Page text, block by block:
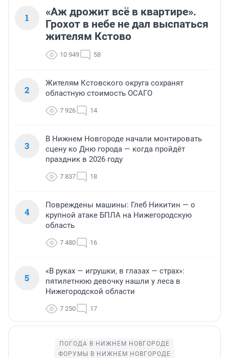
1
«Аж дрожит всё в квартире».
Грохот в небе не дал выспаться
жителям Кстово
10 949 58
2
Жителям Кстовского округа сохранят
областную стоимость ОСАГО
7 926 14
3
В Нижнем Новгороде начали монтировать
сцену ко Дню города — когда пройдёт
праздник в 2026 году
7 837 18
4
Повреждены машины: Глеб Никитин — о
крупной атаке БПЛА на Нижегородскую
область
7 480 16
5
«В руках — игрушки, в глазах — страх»:
пятилетнюю девочку нашли у леса в
Нижегородской области
7 250 17
ПОГОДА В НИЖНЕМ НОВГОРОДЕ
ФОРУМЫ В НИЖНЕМ НОВГОРОДЕ